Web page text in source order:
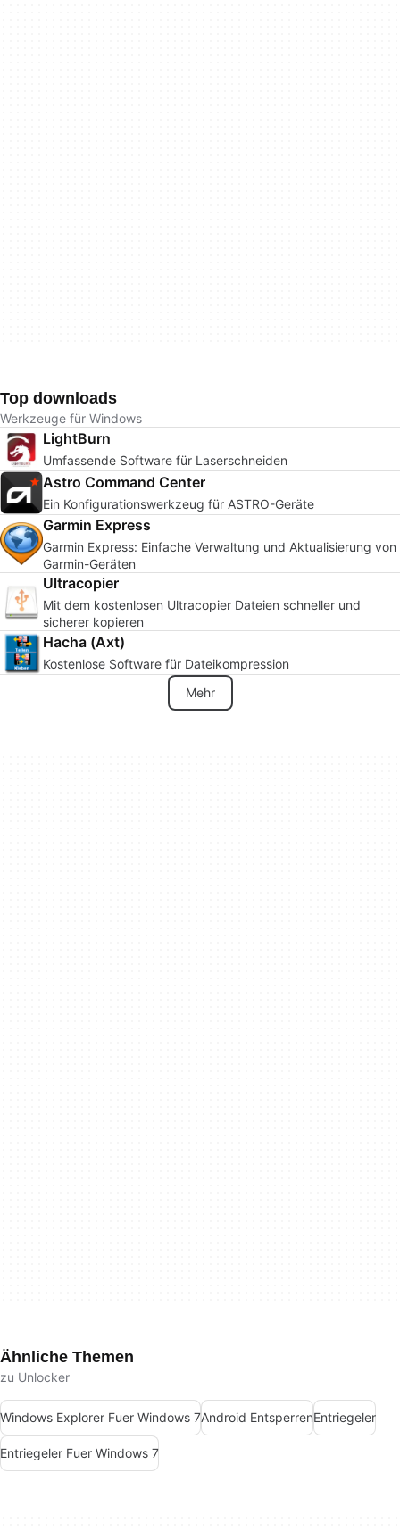
Top downloads
Werkzeuge für Windows
LightBurn
Umfassende Software für Laserschneiden
Astro Command Center
Ein Konfigurationswerkzeug für ASTRO-Geräte
Garmin Express
Garmin Express: Einfache Verwaltung und Aktualisierung von
Garmin-Geräten
Ultracopier
Mit dem kostenlosen Ultracopier Dateien schneller und
sicherer kopieren
Hacha (Axt)
Kostenlose Software für Dateikompression
Mehr
Ähnliche Themen
zu Unlocker
Windows Explorer Fuer Windows 7Android EntsperrenEntriegeler
Entriegeler Fuer Windows 7